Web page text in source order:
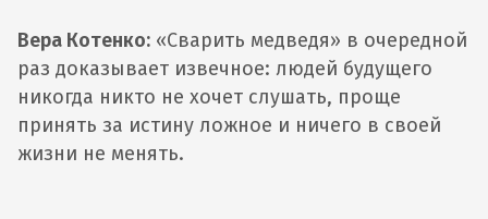
Вера Котенко: «Сварить медведя» в очередной
раз доказывает извечное: людей будущего
никогда никто не хочет слушать, проще
принять за истину ложное и ничего в своей
жизни не менять.